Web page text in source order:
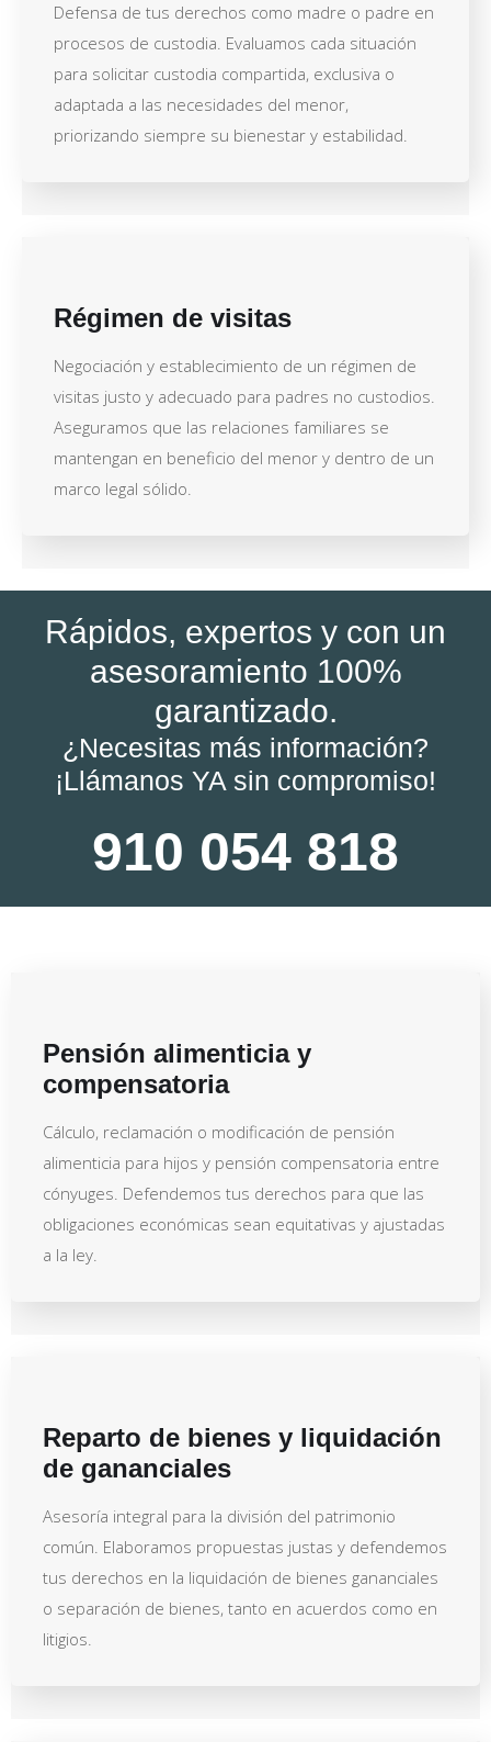
Defensa de tus derechos como madre o padre en
procesos de custodia. Evaluamos cada situación
para solicitar custodia compartida, exclusiva o
adaptada a las necesidades del menor,
priorizando siempre su bienestar y estabilidad.
Régimen de visitas
Negociación y establecimiento de un régimen de
visitas justo y adecuado para padres no custodios.
Aseguramos que las relaciones familiares se
mantengan en beneficio del menor y dentro de un
marco legal sólido.
Rápidos, expertos y con un
asesoramiento 100%
garantizado.
¿Necesitas más información?
¡Llámanos YA sin compromiso!
910 054 818
Pensión alimenticia y
compensatoria
Cálculo, reclamación o modificación de pensión
alimenticia para hijos y pensión compensatoria entre
cónyuges. Defendemos tus derechos para que las
obligaciones económicas sean equitativas y ajustadas
a la ley.
Reparto de bienes y liquidación
de gananciales
Asesoría integral para la división del patrimonio
común. Elaboramos propuestas justas y defendemos
tus derechos en la liquidación de bienes gananciales
o separación de bienes, tanto en acuerdos como en
litigios.